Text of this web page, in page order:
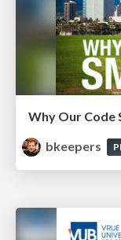
Why Our Code
bkeepers